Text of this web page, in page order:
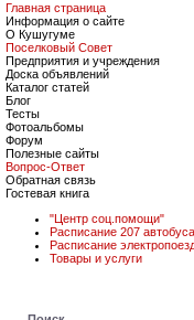
Главная страница
Информация о сайте
О Кушугуме
Поселковый Совет
Предприятия и учреждения
Доска объявлений
Каталог статей
Блог
Тесты
Фотоальбомы
Форум
Полезные сайты
Вопрос-Ответ
Обратная связь
Гостевая книга
"Центр соц.помощи"
Расписание 207 автобуса
Расписание
Товары и услуги